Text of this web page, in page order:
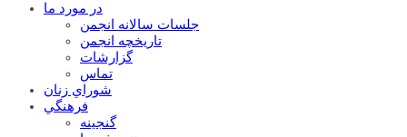
در مورد ما
جلسات سالانه انجمن
تاریخچه انجمن
گزارشات
تماس
شوراي زنان
فرهنگي
گنجينه